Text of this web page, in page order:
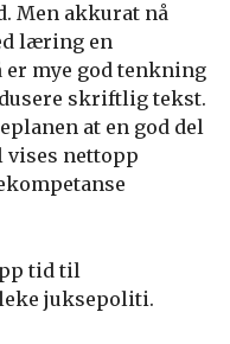
Men akkurat nå
læring en
er mye god tenkning
skriftlig tekst.
at en god del
vises nettopp
tid til
juksepoliti.